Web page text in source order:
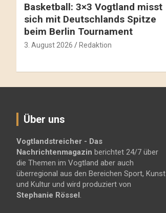
Basketball: 3×3 Vogtland misst
sich mit Deutschlands Spitze
beim Berlin Tournament
3. August 2026 Redaktion
Über uns
Vogtlandstreicher - Das
Nachrichtenmagazin berichtet 24/7 über
die Themen im Vogtland aber auch
überregional aus den Bereichen Sport, Kunst
und Kultur und wird produziert von
Stephanie Rössel